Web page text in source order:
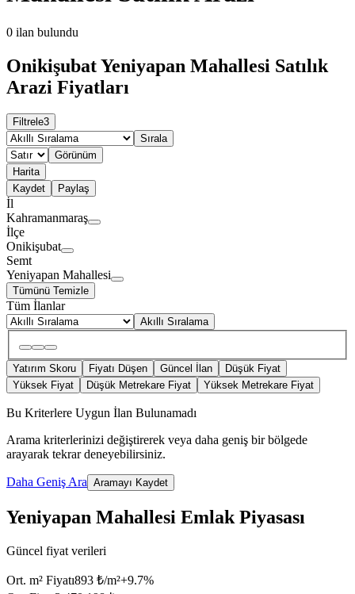
0 ilan bulundu
Onikişubat Yeniyapan Mahallesi Satılık
Arazi Fiyatları
Filtrele3
Sırala
Görünüm
Harita
Kaydet
Paylaş
İl
Kahramanmaraş
İlçe
Onikişubat
Semt
Yeniyapan Mahallesi
Tümünü Temizle
Tüm İlanlar
Akıllı Sıralama
Yatırım Skoru Fiyatı Düşen Güncel İlan
Düşük Fiyat
Yüksek Fiyat
Düşük Metrekare Fiyat Yüksek Metrekare Fiyat
Bu Kriterlere Uygun İlan Bulunamadı
Arama kriterlerinizi değiştirerek veya daha geniş bir bölgede
arayarak tekrar deneyebilirsiniz.
Daha Geniş Ara Aramayı Kaydet
Yeniyapan Mahallesi Emlak Piyasası
Güncel fiyat verileri
Ort. m² Fiyatı893 ₺/m²+9.7%